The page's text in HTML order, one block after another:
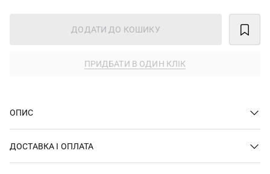
ДОДАТИ ДО КОШИКУ
ПРИДБАТИ В ОДИН КЛІК
ОПИС
ДОСТАВКА І ОПЛАТА